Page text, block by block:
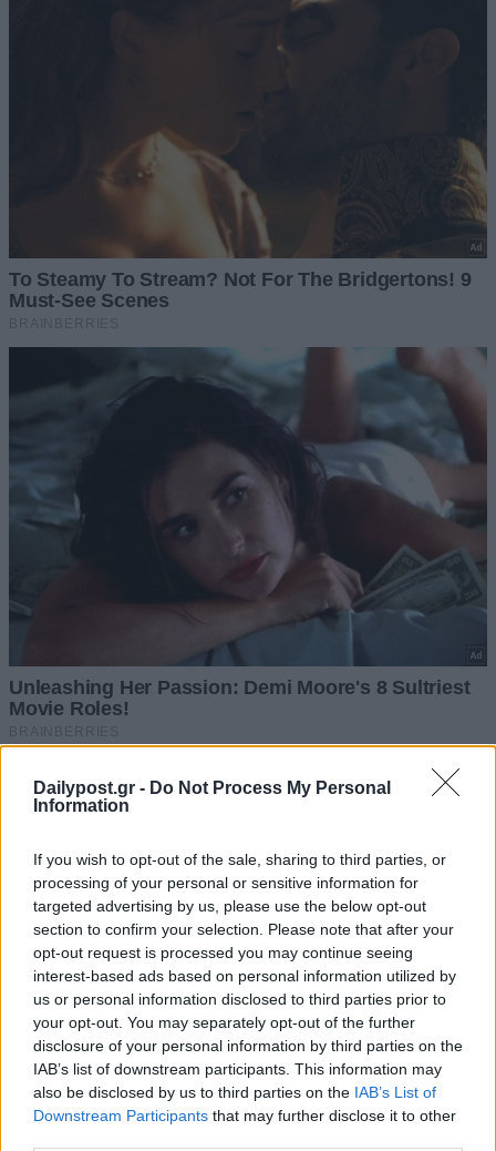
Dailypost.gr - Do Not Process My Personal
Information
If you wish to opt-out of the sale, sharing to third parties, or
processing of your personal or sensitive information for
targeted advertising by us, please use the below opt-out
section to confirm your selection. Please note that after your
opt-out request is processed you may continue seeing
interest-based ads based on personal information utilized by
us or personal information disclosed to third parties prior to
your opt-out. You may separately opt-out of the further
disclosure of your personal information by third parties on the
IAB’s list of downstream participants. This information may
also be disclosed by us to third parties on the IAB’s List of
Downstream Participants that may further disclose it to other